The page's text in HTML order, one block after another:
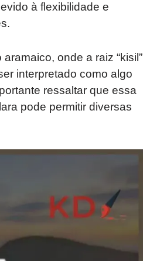
à flexibilidade e
onde a raiz “kisil”
interpretado como algo
ressaltar que essa
pode permitir diversas